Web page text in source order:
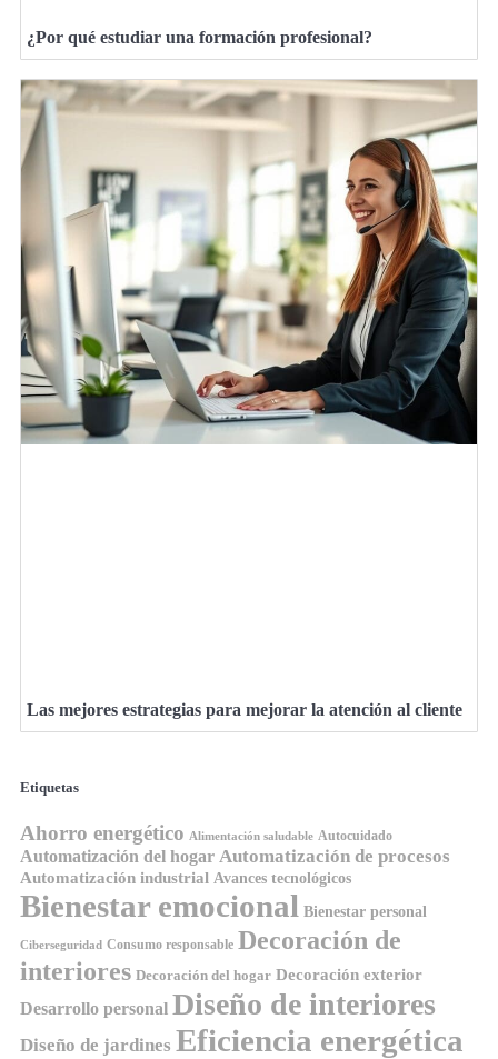
¿Por qué estudiar una formación profesional?
Las mejores estrategias para mejorar la atención al cliente
Etiquetas
Ahorro energético Alimentación saludable Autocuidado
Automatización del hogar Automatización de procesos
Automatización industrial Avances tecnológicos
Bienestar emocional Bienestar personal
Ciberseguridad Consumo responsable Decoración de
interiores Decoración del hogar Decoración exterior
Desarrollo personal Diseño de interiores
Diseño de jardines Eficiencia energética